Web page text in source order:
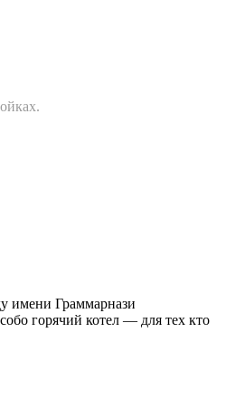
имени Граммарнази
горячий котел — для тех кто